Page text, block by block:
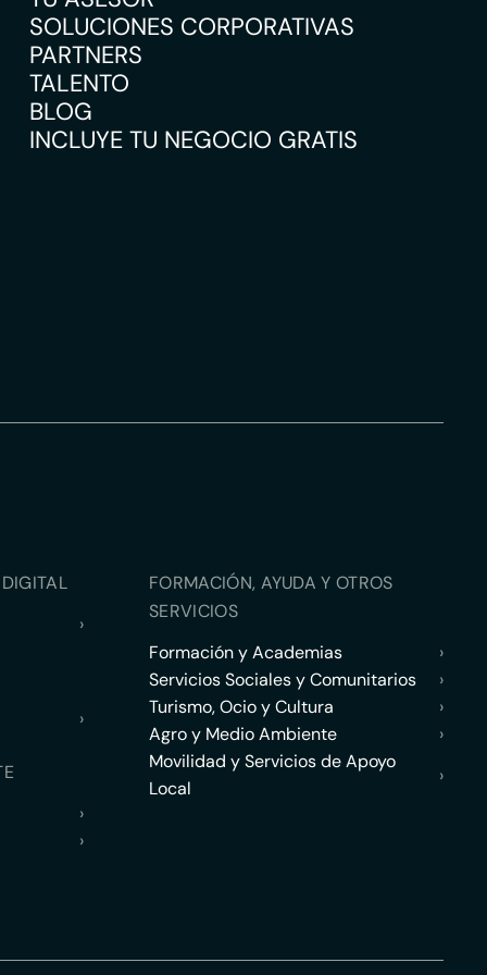
SOLUCIONES CORPORATIVAS
PARTNERS
TALENTO
BLOG
INCLUYE TU NEGOCIO GRATIS
›
›
›
›
FORMACIÓN, AYUDA Y OTROS
SERVICIOS
Formación y Academias
›
Servicios Sociales y Comunitarios
›
Turismo, Ocio y Cultura
›
Agro y Medio Ambiente
›
Movilidad y Servicios de Apoyo
Local
›